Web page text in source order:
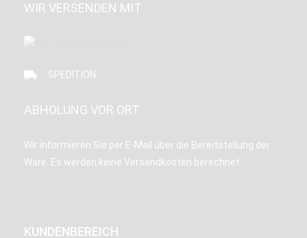
WIR VERSENDEN MIT
SPEDITION
ABHOLUNG VOR ORT
Wir informieren Sie per E-Mail über die Bereitstellung der
Ware. Es werden keine Versandkosten berechnet.
KUNDENBEREICH